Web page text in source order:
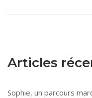
Articles
Sophie, un parcours